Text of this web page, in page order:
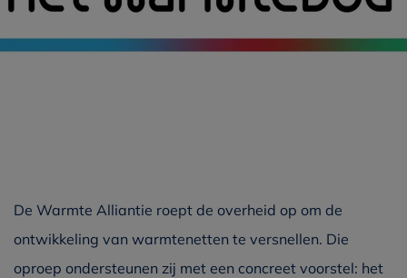
De Warmte Alliantie roept de overheid op om de
ontwikkeling van warmtenetten te versnellen. Die
oproep ondersteunen zij met een concreet voorstel: het